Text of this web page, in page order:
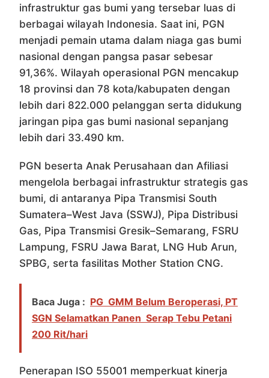
infrastruktur gas bumi yang tersebar luas di
berbagai wilayah Indonesia. Saat ini, PGN
menjadi pemain utama dalam niaga gas bumi
nasional dengan pangsa pasar sebesar
91,36%. Wilayah operasional PGN mencakup
18 provinsi dan 78 kota/kabupaten dengan
lebih dari 822.000 pelanggan serta didukung
jaringan pipa gas bumi nasional sepanjang
lebih dari 33.490 km.
PGN beserta Anak Perusahaan dan Afiliasi
mengelola berbagai infrastruktur strategis gas
bumi, di antaranya Pipa Transmisi South
Sumatera–West Java (SSWJ), Pipa Distribusi
Gas, Pipa Transmisi Gresik–Semarang, FSRU
Lampung, FSRU Jawa Barat, LNG Hub Arun,
SPBG, serta fasilitas Mother Station CNG.
Baca Juga : PG GMM Belum Beroperasi, PT
SGN Selamatkan Panen Serap Tebu Petani
200 Rit/hari
Penerapan ISO 55001 memperkuat kinerja